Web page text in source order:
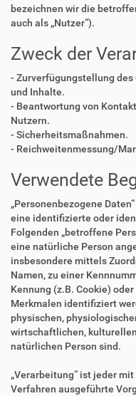
bezeichnen wir die
auch als „Nutzer“).
Zweck der
- Zurverfügungstellung
und Inhalte.
- Beantwortung von
Nutzern.
- Sicherheitsmaßnahmen.
- Reichweitenmessung/
Verwendete
„Personenbezogene
eine identifizierte oder
Folgenden „betroffene
eine natürliche Person
insbesondere mittels
Namen, zu einer
Kennung (z.B. Cookie)
Merkmalen identifiziert
physischen,
wirtschaftlichen,
natürlichen Person sind.
„Verarbeitung“ ist jeder
Verfahren ausgeführte